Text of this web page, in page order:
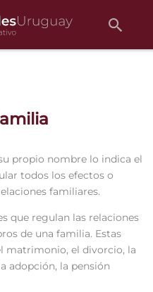
propio nombre lo indica el
todos los efectos o
familiares.
que regulan las relaciones
de una familia. Estas
matrimonio, el divorcio, la
adopción, la pensión